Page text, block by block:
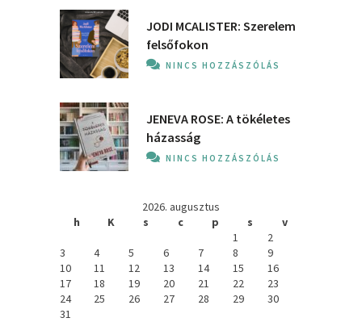
JODI MCALISTER: Szerelem
felsőfokon
NINCS HOZZÁSZÓLÁS
JENEVA ROSE: A ​tökéletes
házasság
NINCS HOZZÁSZÓLÁS
2026. augusztus
h
K s c p s
v
1
2
3
4 5 6 7 8
9
10
11 12 13 14 15
16
17
18 19 20 21 22
23
24
25 26 27 28 29
30
31